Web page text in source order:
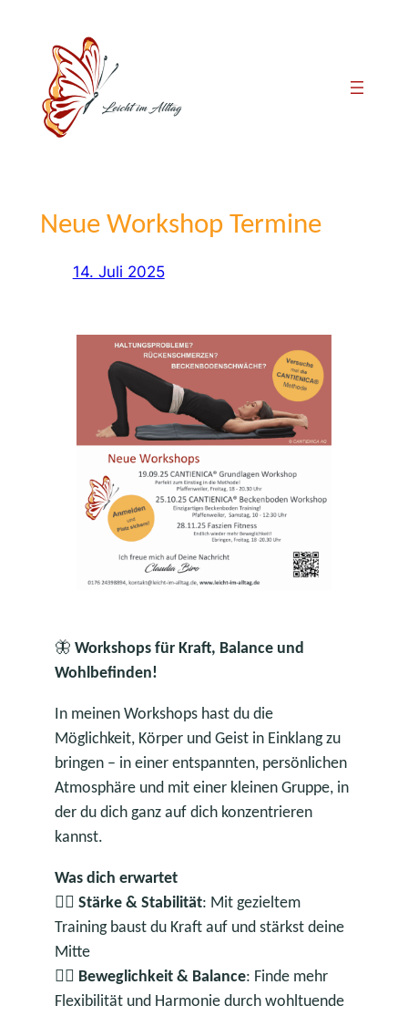
springen
Neue Workshop Termine
14. Juli 2025
🦋 Workshops für Kraft, Balance und
Wohlbefinden!
In meinen Workshops hast du die
Möglichkeit, Körper und Geist in Einklang zu
bringen – in einer entspannten, persönlichen
Atmosphäre und mit einer kleinen Gruppe, in
der du dich ganz auf dich konzentrieren
kannst.
Was dich erwartet
🏋️‍♀️ Stärke & Stabilität: Mit gezieltem
Training baust du Kraft auf und stärkst deine
Mitte
🧘‍♀️ Beweglichkeit & Balance: Finde mehr
Flexibilität und Harmonie durch wohltuende